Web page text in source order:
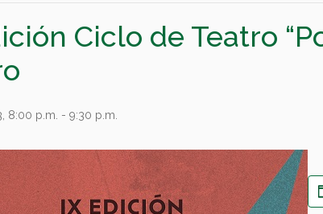
Ciclo de Teatro
8:00 p.m. - 9:30 p.m.